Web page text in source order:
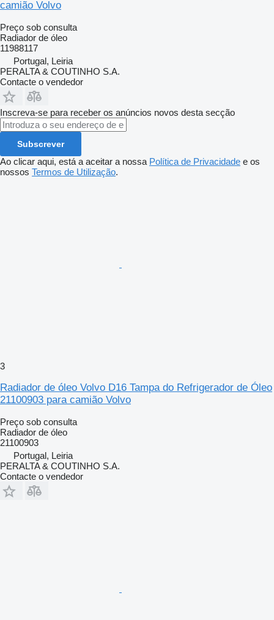
camião Volvo
Preço sob consulta
Radiador de óleo
11988117
Portugal, Leiria
PERALTA & COUTINHO S.A.
Contacte o vendedor
Inscreva-se para receber os anúncios novos desta secção
Subscrever
Ao clicar aqui, está a aceitar a nossa Política de Privacidade e os
nossos Termos de Utilização.
3
Radiador de óleo Volvo D16 Tampa do Refrigerador de Óleo
21100903 para camião Volvo
Preço sob consulta
Radiador de óleo
21100903
Portugal, Leiria
PERALTA & COUTINHO S.A.
Contacte o vendedor